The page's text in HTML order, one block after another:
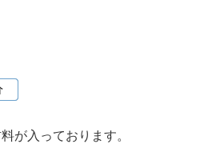
が入っております。